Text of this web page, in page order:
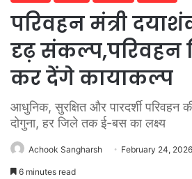
परिवहन मंत्री
दृढ़ संकल्प,परिवहन
कर देंगे कायाकल्प
आधुनिक, सुरक्षित और पारदर्शी परिवहन
दोगुना, हर जिले तक ई-बस का लक्ष्य
Achook Sangharsh February 24, 2026
6 minutes read